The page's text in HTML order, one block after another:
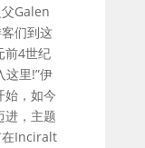
Galen
们到这
前4世纪
这里!”伊
始，如今
进，主题
在Inciralt